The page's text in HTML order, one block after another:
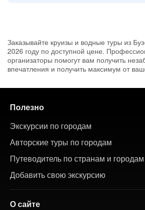
Заказывайте круизы и водные туры из
2026 году по доступной цене.
организаторы помогут вам получить
впечатления и получить максимум от
Полезно
Экскурсии по городам
Авторские туры по городам
Путеводитель по странам и городам
Добавить свою экскурсию
О сайте